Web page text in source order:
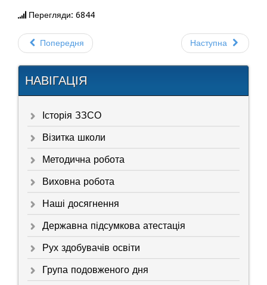
Перегляди: 6844
Попередня Наступна
НАВІГАЦІЯ
Історія ЗЗСО
Візитка школи
Методична робота
Виховна робота
Наші досягнення
Державна підсумкова атестація
Рух здобувачів освіти
Група подовженого дня